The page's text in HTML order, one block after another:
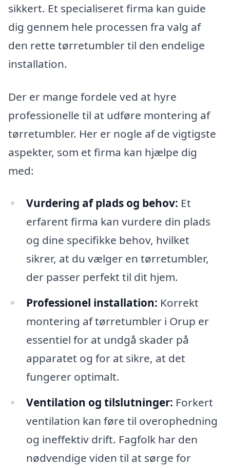
sikkert. Et specialiseret firma kan guide
dig gennem hele processen fra valg af
den rette tørretumbler til den endelige
installation.
Der er mange fordele ved at hyre
professionelle til at udføre montering af
tørretumbler. Her er nogle af de vigtigste
aspekter, som et firma kan hjælpe dig
med:
Vurdering af plads og behov: Et
erfarent firma kan vurdere din plads
og dine specifikke behov, hvilket
sikrer, at du vælger en tørretumbler,
der passer perfekt til dit hjem.
Professionel installation: Korrekt
montering af tørretumbler i Orup er
essentiel for at undgå skader på
apparatet og for at sikre, at det
fungerer optimalt.
Ventilation og tilslutninger: Forkert
ventilation kan føre til overophedning
og ineffektiv drift. Fagfolk har den
nødvendige viden til at sørge for